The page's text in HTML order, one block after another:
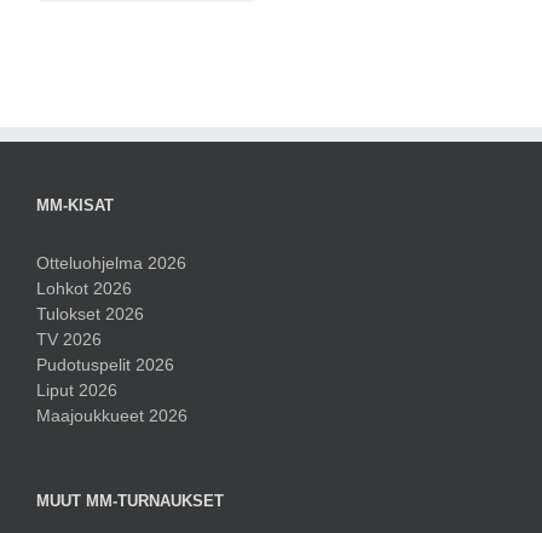
MM-KISAT
Otteluohjelma 2026
Lohkot 2026
Tulokset 2026
TV 2026
Pudotuspelit 2026
Liput 2026
Maajoukkueet 2026
MUUT MM-TURNAUKSET